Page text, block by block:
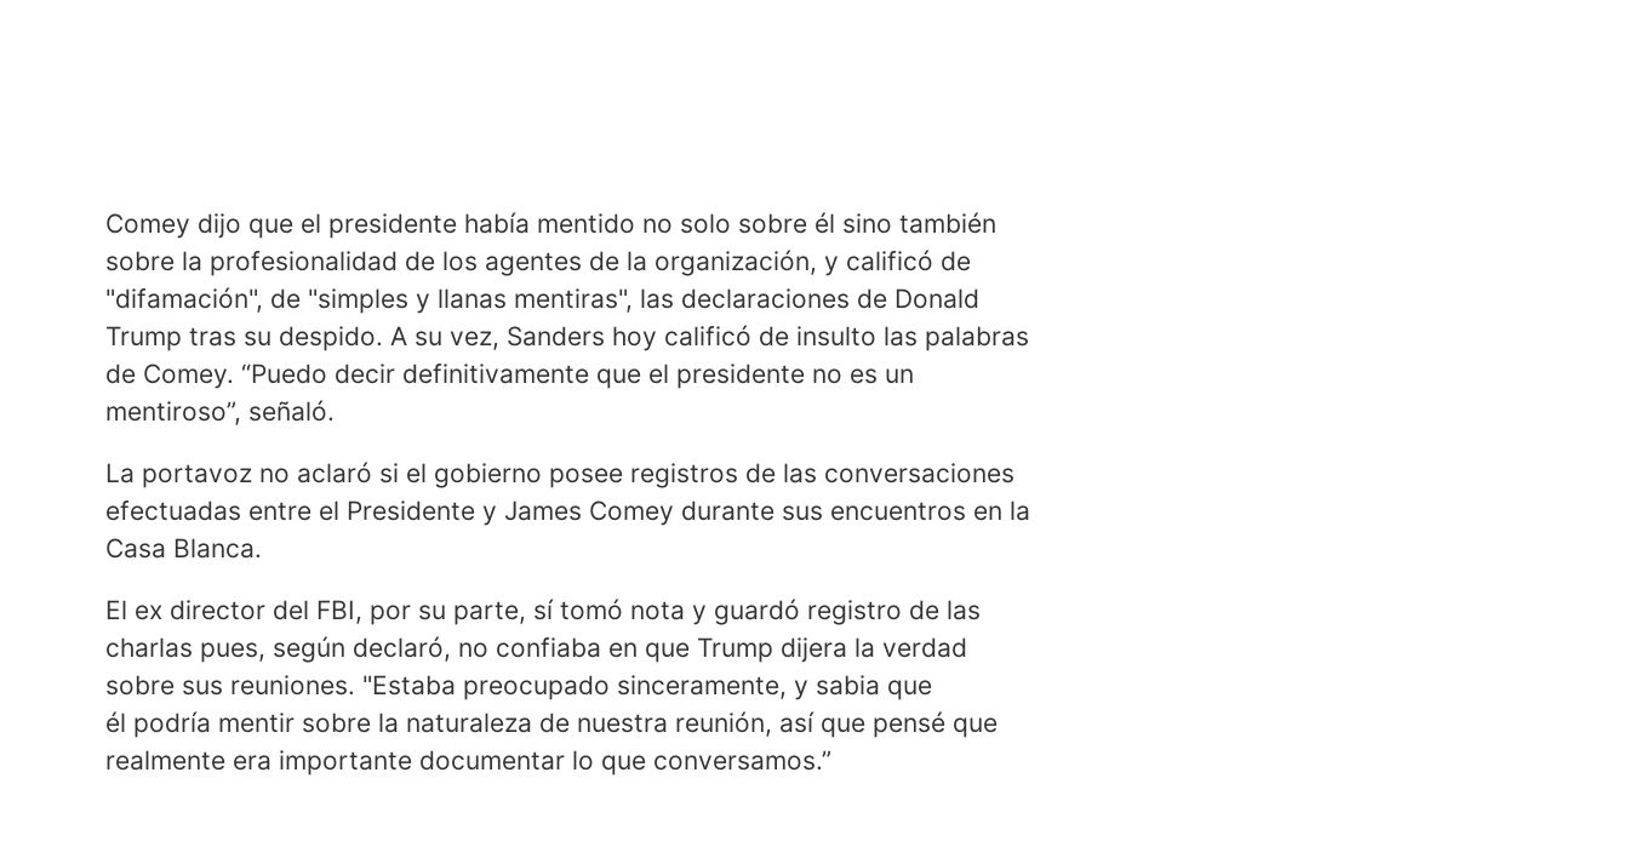
Comey dijo que el presidente había mentido no solo sobre él sino también
sobre la profesionalidad de los agentes de la organización, y calificó de
"difamación", de "simples y llanas mentiras", las declaraciones de Donald
Trump tras su despido. A su vez, Sanders hoy calificó de insulto las palabras
de Comey. “Puedo decir definitivamente que el presidente no es un
mentiroso”, señaló.
La portavoz no aclaró si el gobierno posee registros de las conversaciones
efectuadas entre el Presidente y James Comey durante sus encuentros en la
Casa Blanca.
El ex director del FBI, por su parte, sí tomó nota y guardó registro de las
charlas pues, según declaró, no confiaba en que Trump dijera la verdad
sobre sus reuniones. "Estaba preocupado sinceramente, y sabia que
él podría mentir sobre la naturaleza de nuestra reunión, así que pensé que
realmente era importante documentar lo que conversamos.”